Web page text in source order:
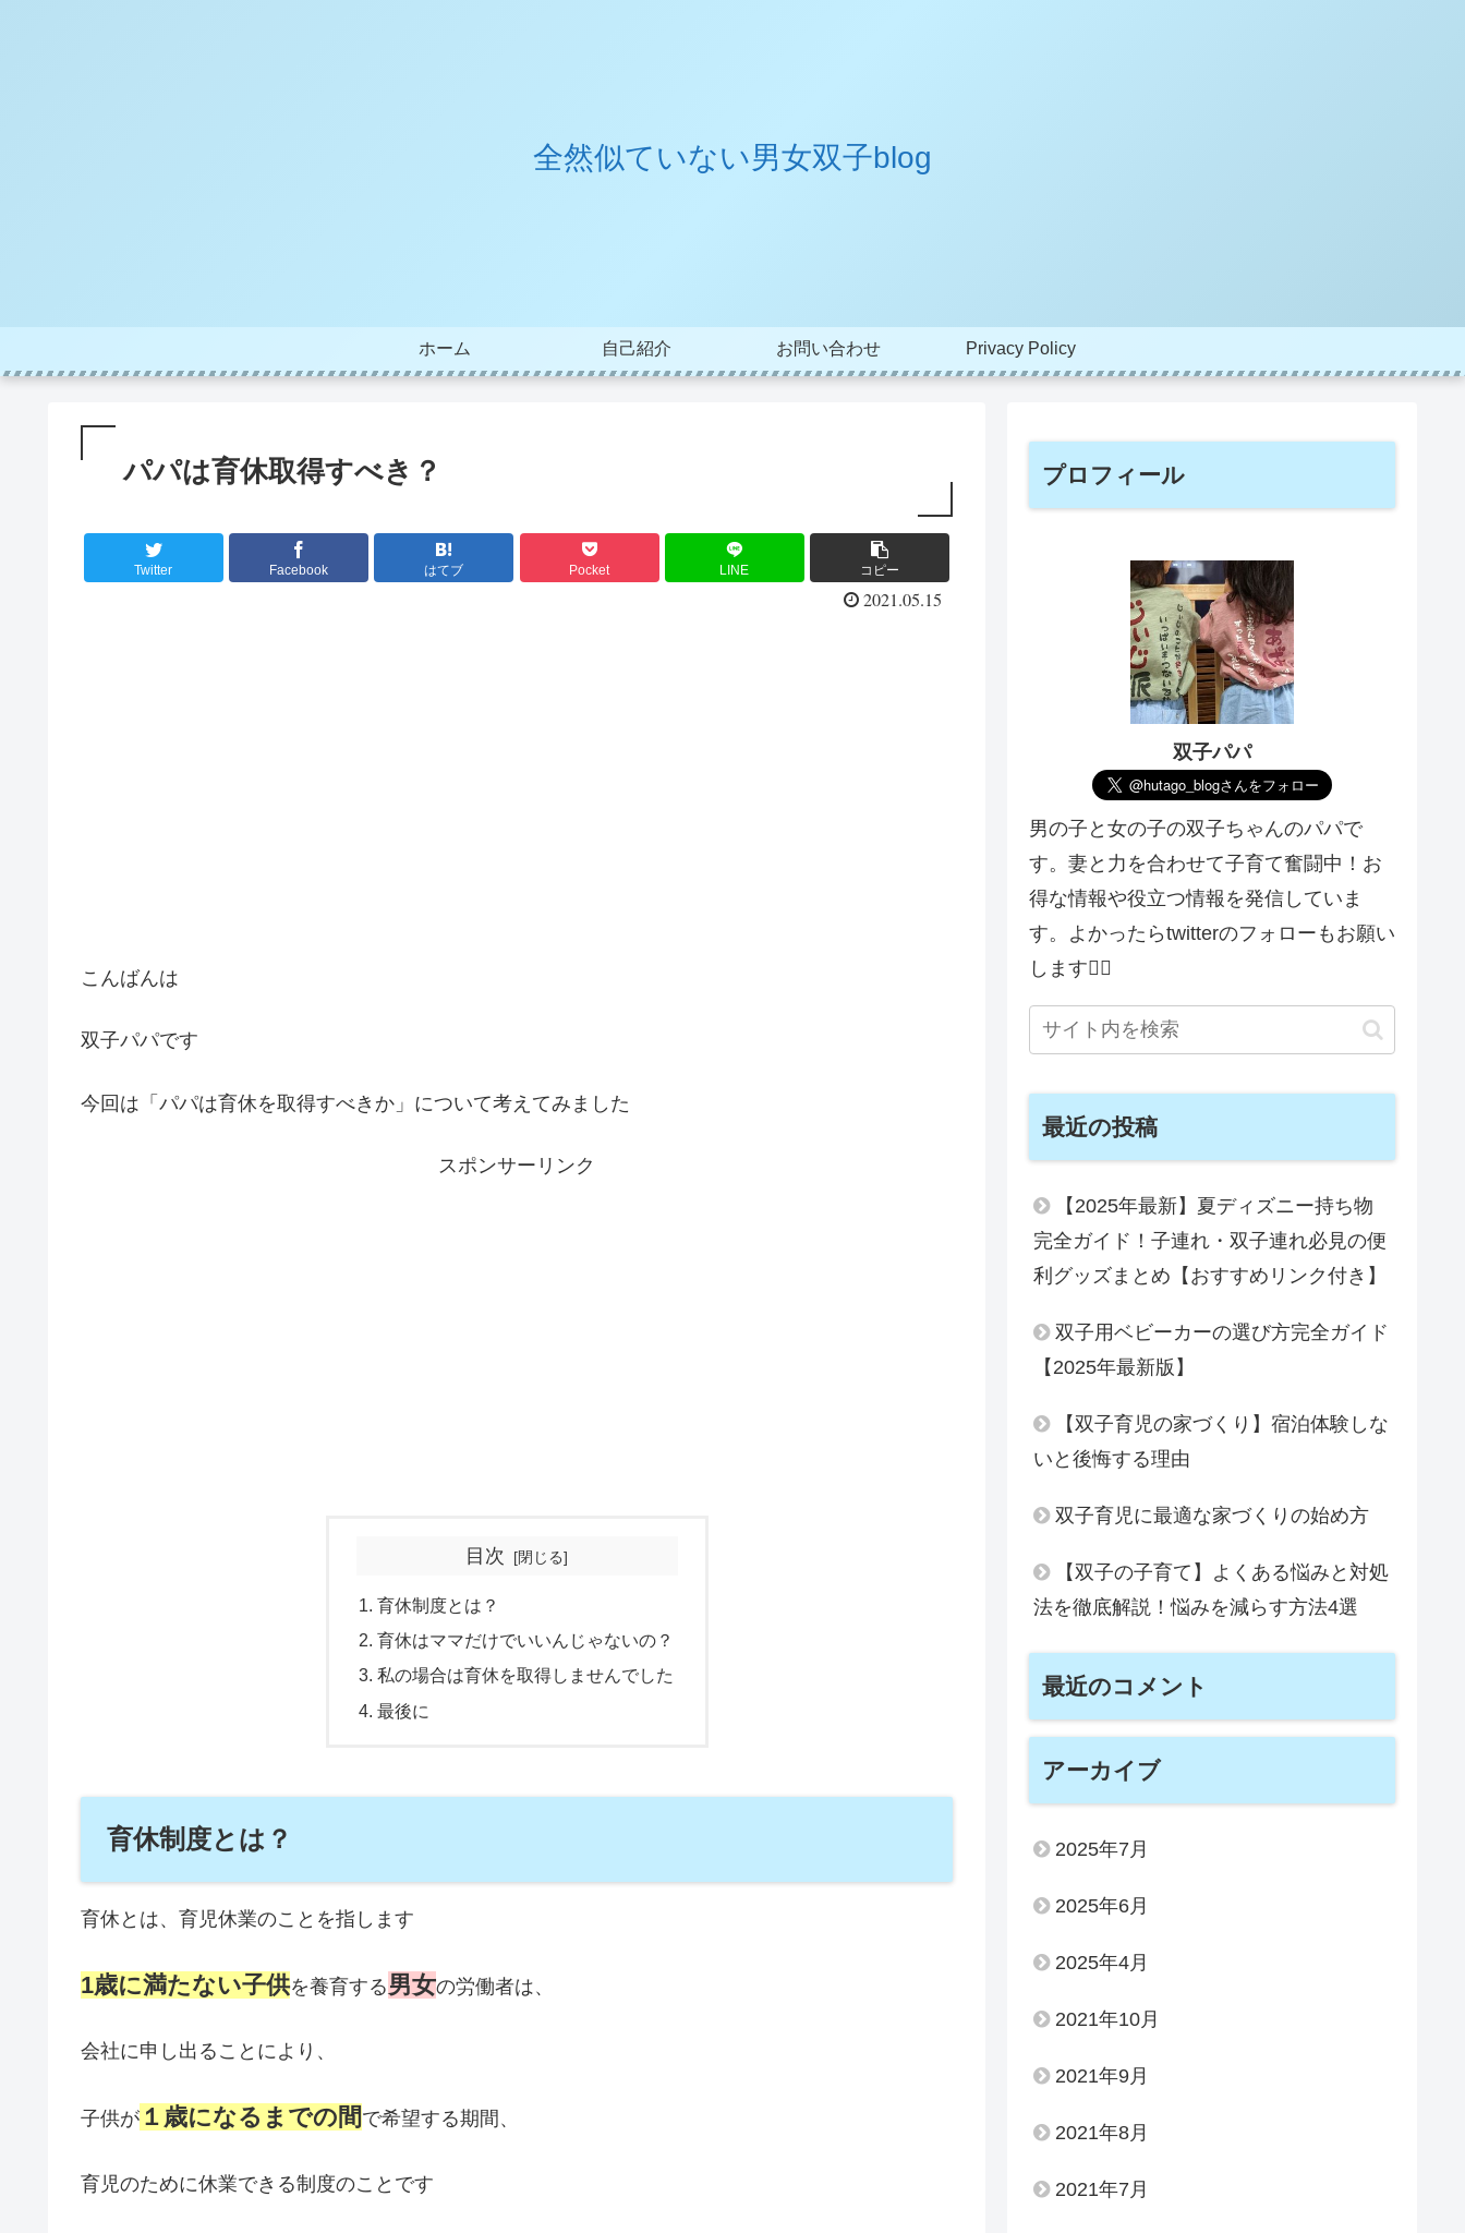
全然似ていない男女双子blog
ホーム 自己紹介 お問い合わせ Privacy Policy
パパは育休取得すべき？
Twitter Facebook はてブ Pocket LINE コピー
2021.05.15
こんばんは
双子パパです
今回は「パパは育休を取得すべきか」について考えてみました
スポンサーリンク
目次
育休制度とは？
育休はママだけでいいんじゃないの？
私の場合は育休を取得しませんでした
最後に
育休制度とは？
育休とは、育児休業のことを指します
1歳に満たない子供を養育する男女の労働者は、
会社に申し出ることにより、
子供が １歳になるまでの間 で希望する期間、
育児のために休業できる制度のことです
プロフィール
双子パパ
男の子と女の子の双子ちゃんのパパで
す。妻と力を合わせて子育て奮闘中！お
得な情報や役立つ情報を発信していま
す。よかったらtwitterのフォローもお願い
します🙇‍♂️
最近の投稿
【2025年最新】夏ディズニー持ち物
完全ガイド！子連れ・双子連れ必見の便
利グッズまとめ【おすすめリンク付き】
双子用ベビーカーの選び方完全ガイド
【2025年最新版】
【双子育児の家づくり】宿泊体験しな
いと後悔する理由
双子育児に最適な家づくりの始め方
【双子の子育て】よくある悩みと対処
法を徹底解説！悩みを減らす方法4選
最近のコメント
アーカイブ
2025年7月
2025年6月
2025年4月
2021年10月
2021年9月
2021年8月
2021年7月